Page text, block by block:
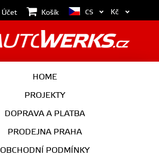
Účet Košík
HOME
PROJEKTY
DOPRAVA A PLATBA
PRODEJNA PRAHA
OBCHODNÍ PODMÍNKY
CS Kč
MOTOR